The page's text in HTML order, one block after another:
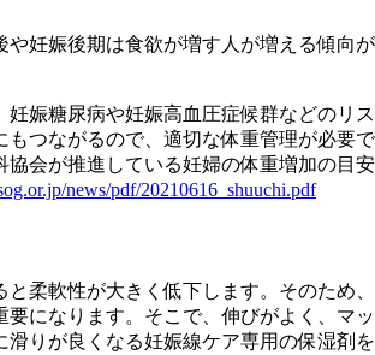
や妊娠後期は食欲が増す人が増える傾向が
妊娠糖尿病や妊娠高血圧症候群などのリス
もつながるので、適切な体重管理が必要で
協会が推進している妊婦の体重増加の目安
news/pdf/20210616_shuuchi.pdf
と柔軟性が大きく低下します。そのため、
要になります。そこで、伸びがよく、マッ
滑りが良くなる妊娠線ケア専用の保湿剤を